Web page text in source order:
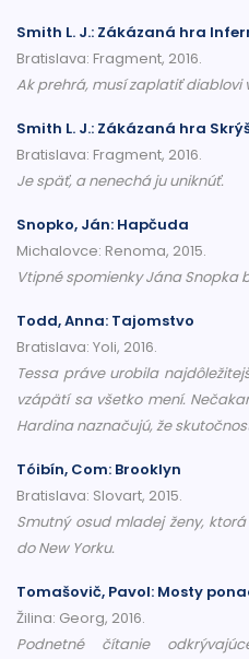
Smith L. J.: Zákázaná hra
Bratislava: Fragment, 2016.
Ak prehrá, musí zaplatiť diablovi
Smith L. J.: Zákázaná hra
Bratislava: Fragment, 2016.
Je späť, a nenechá ju uniknúť.
Snopko, Ján: Hapčuda
Michalovce: Renoma, 2015.
Vtipné spomienky Jána Snopka
Todd, Anna: Tajomstvo
Bratislava: Yoli, 2016.
Tessa práve urobila
vzápätí sa všetko mení.
Hardina naznačujú, že
Tóibín, Com: Brooklyn
Bratislava: Slovart, 2015.
Smutný osud mladej ženy,
do New Yorku.
Tomašovič, Pavol: Mosty
Žilina: Georg, 2016.
Podnetné čítanie